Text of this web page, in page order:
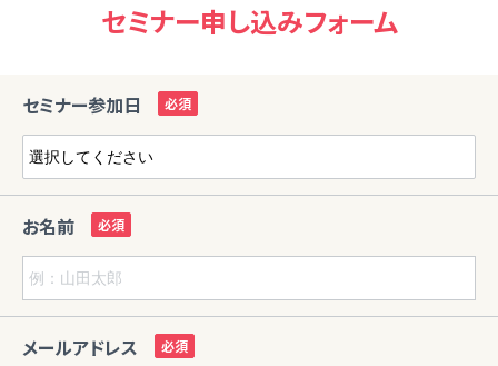
セミナー申し込みフォーム
セミナー参加日
お名前
メールアドレス